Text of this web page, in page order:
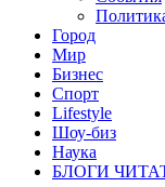
Город
Мир
Бизнес
Спорт
Lifestyle
Шоу-биз
Наука
БЛОГИ